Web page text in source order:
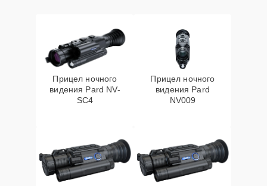
Прицел ночного
видения Pard NV-
SC4
Прицел ночного
видения Pard
NV009